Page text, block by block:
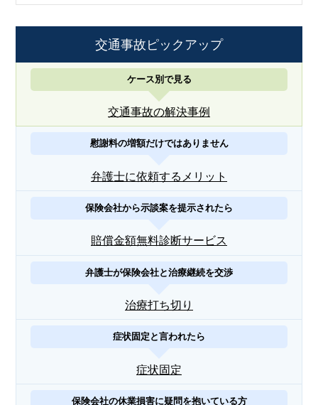
交通事故ピックアップ
ケース別で見る
交通事故の解決事例
慰謝料の増額だけではありません
弁護士に依頼するメリット
保険会社から示談案を提示されたら
賠償金額無料診断サービス
弁護士が保険会社と治療継続を交渉
治療打ち切り
症状固定と言われたら
症状固定
保険会社の休業損害に疑問を抱いている方